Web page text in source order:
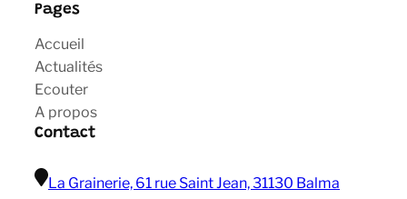
Pages
Accueil
Actualités
Ecouter
A propos
Contact
La Grainerie, 61 rue Saint Jean, 31130 Balma